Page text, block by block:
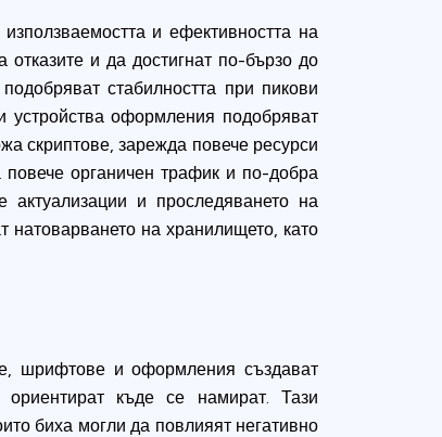
и ефективността на
и да достигнат по-бързо до
стабилността при пикови
устройства оформления подобряват
скриптове, зарежда повече ресурси
органичен трафик и по-добра
и проследяването на
на хранилището, като
шрифтове и оформления създават
къде се намират. Тази
биха могли да повлияят негативно